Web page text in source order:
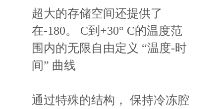
超大的存储空间还提供了
在-180。 C到+30° C的温度范
围内的无限自由定义 “温度-时
间” 曲线
通过特殊的结构 ， 保持冷冻腔